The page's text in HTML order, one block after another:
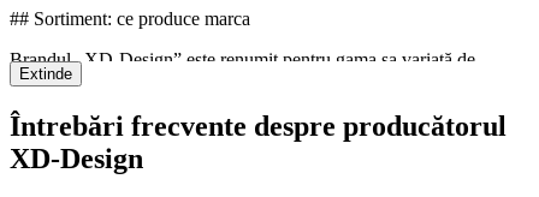
## Sortiment: ce produce marca
Brandul „XD-Design” este renumit pentru gama sa variată de
produse, incluzând
pentru a satisface nevoile consumatorilor moderni, oferind soluții
inteligente pentru
șiviața urbană
Extinde
Întrebări frecvente despre producătorul
XD-Design